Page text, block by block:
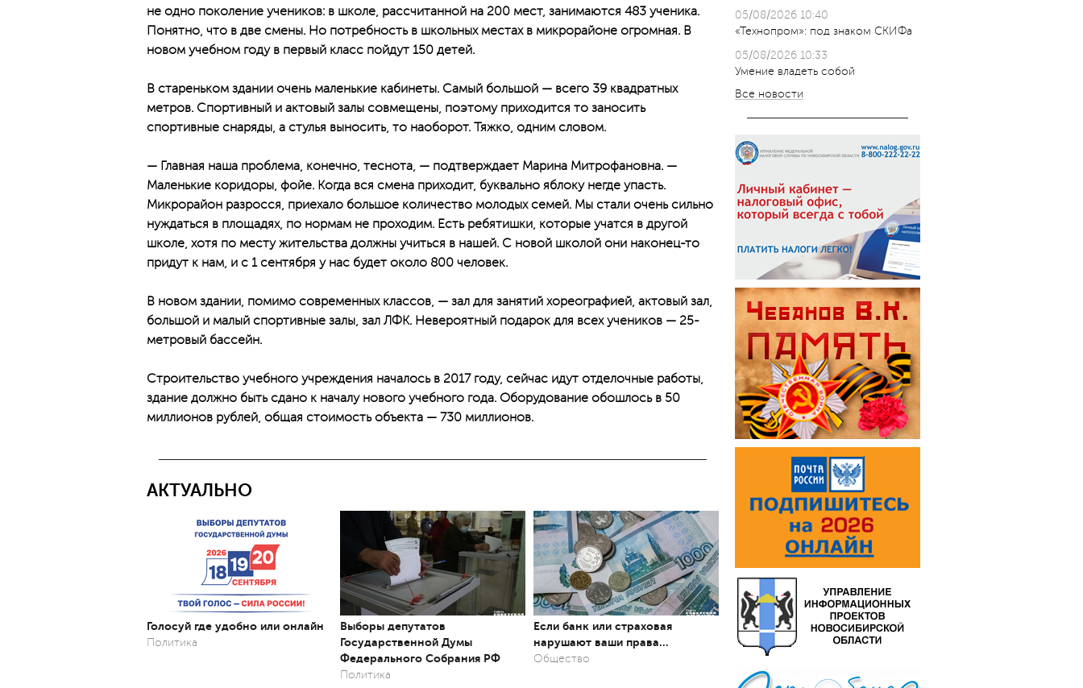
не одно поколение учеников: в школе, рассчитанной на 200 мест, занимаются 483 ученика.
Понятно, что в две смены. Но потребность в школьных местах в микрорайоне огромная. В
новом учебном году в первый класс пойдут 150 детей.
В стареньком здании очень маленькие кабинеты. Самый большой — всего 39 квадратных
метров. Спортивный и актовый залы совмещены, поэтому приходится то заносить
спортивные снаряды, а стулья выносить, то наоборот. Тяжко, одним словом.
— Главная наша проблема, конечно, теснота, — подтверждает Марина Митрофановна. —
Маленькие коридоры, фойе. Когда вся смена приходит, буквально яблоку негде упасть.
Микрорайон разросся, приехало большое количество молодых семей. Мы стали очень сильно
нуждаться в площадях, по нормам не проходим. Есть ребятишки, которые учатся в другой
школе, хотя по месту жительства должны учиться в нашей. С новой школой они наконец-то
придут к нам, и с 1 сентября у нас будет около 800 человек.
В новом здании, помимо современных классов, — зал для занятий хореографией, актовый зал,
большой и малый спортивные залы, зал ЛФК. Невероятный подарок для всех учеников — 25-
метровый бассейн.
Строительство учебного учреждения началось в 2017 году, сейчас идут отделочные работы,
здание должно быть сдано к началу нового учебного года. Оборудование обошлось в 50
миллионов рублей, общая стоимость объекта — 730 миллионов.
АКТУАЛЬНО
Голосуй где удобно или онлайн
Политика
Выборы депутатов
Государственной Думы
Федерального Собрания РФ
Политика
Если банк или страховая
нарушают ваши права…
Общество
05/08/2026 10:40
«Технопром»: под знаком СКИФа
05/08/2026 10:33
Умение владеть собой
Все новости